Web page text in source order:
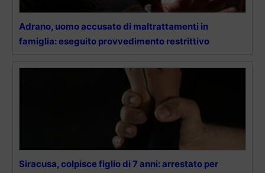
Adrano, uomo accusato di maltrattamenti in
famiglia: eseguito provvedimento restrittivo
Siracusa, colpisce figlio di 7 anni: arrestato per